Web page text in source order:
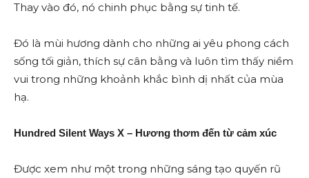
Thay vào đó, nó chinh phục bằng sự tinh tế.
Đó là mùi hương dành cho những ai yêu phong cách
sống tối giản, thích sự cân bằng và luôn tìm thấy niềm
vui trong những khoảnh khắc bình dị nhất của mùa
hạ.
Hundred Silent Ways X – Hương thơm đến từ cảm xúc
Được xem như một trong những sáng tạo quyến rũ